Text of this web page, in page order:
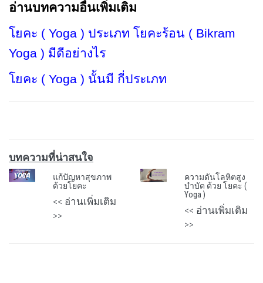
อ่านบทความอื่นเพิ่มเติม
โยคะ ( Yoga ) ประเภท โยคะร้อน ( Bikram
Yoga ) มีดีอย่างไร
โยคะ ( Yoga ) นั้นมี กี่ประเภท
บทความที่น่าสนใจ
แก้ปัญหาสุขภาพ
ด้วยโยคะ
<< อ่านเพิ่มเติม
>>
ความดันโลหิตสูง
บำบัด ด้วย โยคะ (
Yoga )
<< อ่านเพิ่มเติม
>>